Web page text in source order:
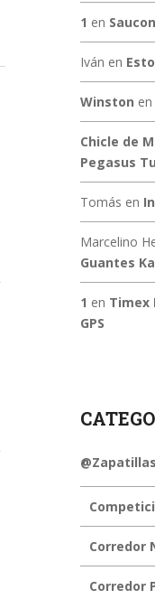
1 en
Iván en
Winston en
Chicle de
Pegasus
Tomás en
Marcelino
Guantes
1 en Timex
GPS
@Zapatillas
Corredor
Corredor